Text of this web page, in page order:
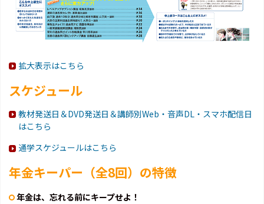
拡大表示はこちら
スケジュール
教材発送日＆DVD発送日＆講師別Web・音声DL・スマホ配信日
はこちら
通学スケジュールはこちら
年金キーパー（全8回）の特徴
年金は、忘れる前にキープせよ！